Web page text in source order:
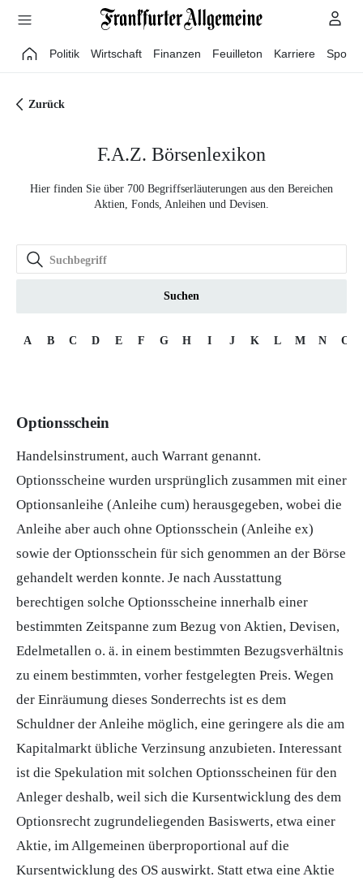
Direkt zum Hauptinhalt
Politik Wirtschaft Finanzen Feuilleton Karriere Sport
Zurück
F.A.Z. Börsenlexikon
Hier finden Sie über 700 Begriffserläuterungen aus den Bereichen
Aktien, Fonds, Anleihen und Devisen.
Suchen
A B C D E F G H I J K L M N O
Optionsschein
Handelsinstrument, auch Warrant genannt.
Optionsscheine wurden ursprünglich zusammen mit einer
Optionsanleihe (Anleihe cum) herausgegeben, wobei die
Anleihe aber auch ohne Optionsschein (Anleihe ex)
sowie der Optionsschein für sich genommen an der Börse
gehandelt werden konnte. Je nach Ausstattung
berechtigen solche Optionsscheine innerhalb einer
bestimmten Zeitspanne zum Bezug von Aktien, Devisen,
Edelmetallen o. ä. in einem bestimmten Bezugsverhältnis
zu einem bestimmten, vorher festgelegten Preis. Wegen
der Einräumung dieses Sonderrechts ist es dem
Schuldner der Anleihe möglich, eine geringere als die am
Kapitalmarkt übliche Verzinsung anzubieten. Interessant
ist die Spekulation mit solchen Optionsscheinen für den
Anleger deshalb, weil sich die Kursentwicklung des dem
Optionsrecht zugrundeliegenden Basiswerts, etwa einer
Aktie, im Allgemeinen überproportional auf die
Kursentwicklung des OS auswirkt. Statt etwa eine Aktie